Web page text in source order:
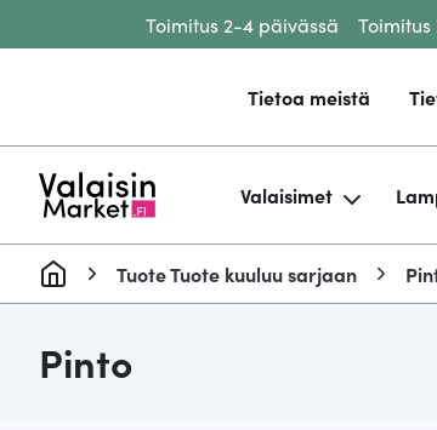
Toimitus 2-4 päivässä
Tietoa meistä
Valaisimet
Tuote Tuote kuuluu sarjaan
Pinto